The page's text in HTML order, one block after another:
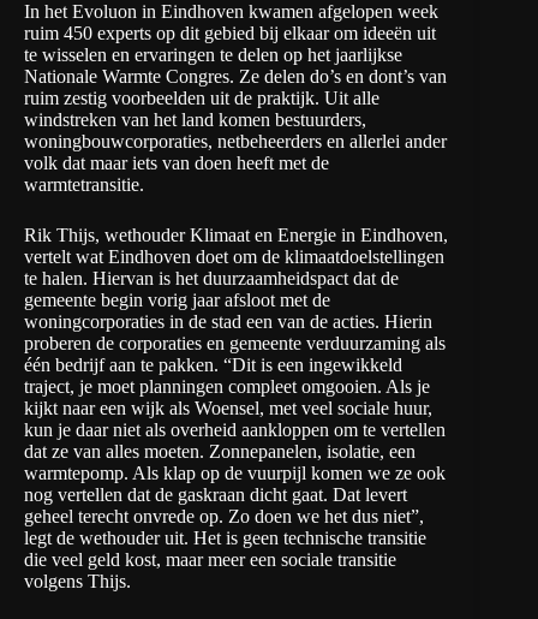
In het Evoluon in Eindhoven kwamen afgelopen week
ruim 450 experts op dit gebied bij elkaar om ideeën uit
te wisselen en ervaringen te delen op het jaarlijkse
Nationale Warmte Congres. Ze delen do’s en dont’s van
ruim zestig voorbeelden uit de praktijk. Uit alle
windstreken van het land komen bestuurders,
woningbouwcorporaties, netbeheerders en allerlei ander
volk dat maar iets van doen heeft met de
warmtetransitie.
Rik Thijs, wethouder Klimaat en Energie in Eindhoven,
vertelt wat Eindhoven doet om de klimaatdoelstellingen
te halen. Hiervan is het duurzaamheidspact dat de
gemeente begin vorig jaar afsloot met de
woningcorporaties in de stad een van de acties. Hierin
proberen de corporaties en gemeente verduurzaming als
één bedrijf aan te pakken. “Dit is een ingewikkeld
traject, je moet planningen compleet omgooien. Als je
kijkt naar een wijk als Woensel, met veel sociale huur,
kun je daar niet als overheid aankloppen om te vertellen
dat ze van alles moeten. Zonnepanelen, isolatie, een
warmtepomp. Als klap op de vuurpijl komen we ze ook
nog vertellen dat de gaskraan dicht gaat. Dat levert
geheel terecht onvrede op. Zo doen we het dus niet”,
legt de wethouder uit. Het is geen technische transitie
die veel geld kost, maar meer een sociale transitie
volgens Thijs.